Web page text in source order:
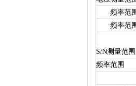
频率范围
频率范围
S/N测量范围
频率范围